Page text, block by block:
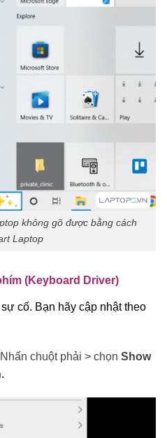
không gõ được bằng cách
Laptop
(Keyboard Driver)
cố. Bạn hãy cập nhật theo
chuột phải > chọn Show